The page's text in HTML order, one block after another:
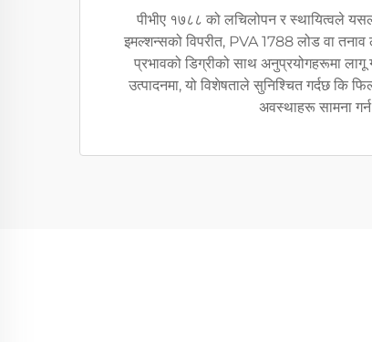
पीभीए १७८८ को लचिलोपन र स्थायित्वले
इमल्शन्सको विपरीत, PVA 1788 लोड वा तनाव
प्रभावको डिग्रीको साथ अनुप्रयोगहरूमा
उत्पादनमा, यो विशेषताले सुनिश्चित गर्दछ कि
अवस्थाहरू सामना